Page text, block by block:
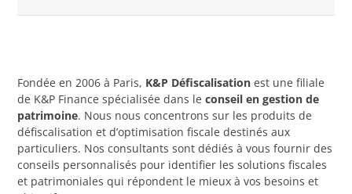
Fondée en 2006 à Paris, K&P Défiscalisation est une filiale
de K&P Finance spécialisée dans leconseil en gestion de
patrimoine. Nous nous concentrons sur les produits de
défiscalisation et d’optimisation fiscale destinés aux
particuliers. Nos consultants sont dédiés à vous fournir des
conseils personnalisés pour identifier les solutions fiscales
et patrimoniales qui répondent le mieux à vos besoins et